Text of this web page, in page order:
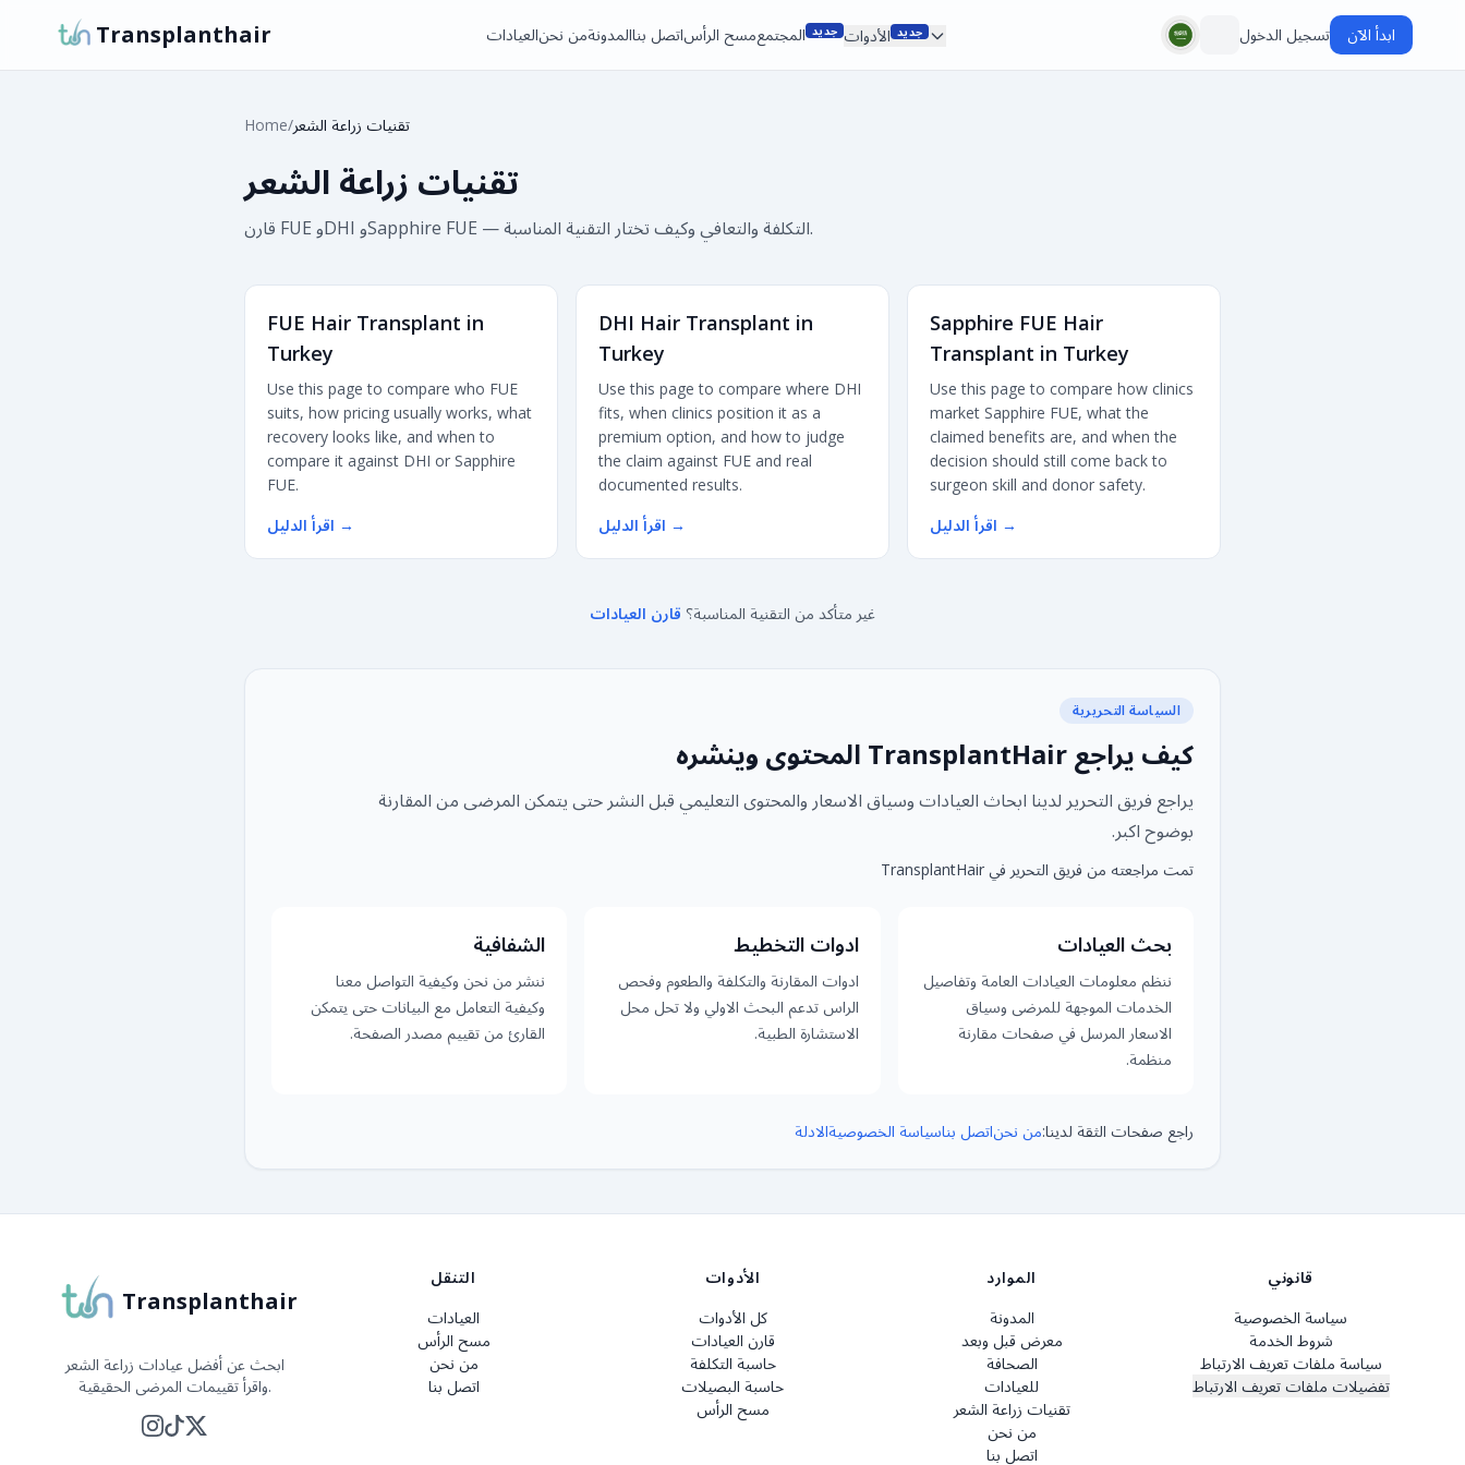
Transplanthair العياداتمن نحنالمدونةاتصل بنامسح الرأسالمجتمع جديد الأدوات جديد تسجيل الدخول ابدأ الآن
Home/تقنيات زراعة الشعر
تقنيات زراعة الشعر
قارن FUE وDHI وSapphire FUE — التكلفة والتعافي وكيف تختار التقنية المناسبة.
FUE Hair Transplant in
Turkey
Use this page to compare who FUE
suits, how pricing usually works, what
recovery looks like, and when to
compare it against DHI or Sapphire
FUE.
اقرأ الدليل →
DHI Hair Transplant in
Turkey
Use this page to compare where DHI
fits, when clinics position it as a
premium option, and how to judge
the claim against FUE and real
documented results.
اقرأ الدليل →
Sapphire FUE Hair
Transplant in Turkey
Use this page to compare how clinics
market Sapphire FUE, what the
claimed benefits are, and when the
decision should still come back to
surgeon skill and donor safety.
اقرأ الدليل →
غير متأكد من التقنية المناسبة؟ قارن العيادات
السياسة التحريرية
كيف يراجع TransplantHair المحتوى وينشره
يراجع فريق التحرير لدينا ابحاث العيادات وسياق الاسعار والمحتوى التعليمي قبل النشر حتى يتمكن المرضى من المقارنة
بوضوح اكبر.
تمت مراجعته من فريق التحرير في TransplantHair
بحث العيادات
ننظم معلومات العيادات العامة وتفاصيل
الخدمات الموجهة للمرضى وسياق
الاسعار المرسل في صفحات مقارنة
منظمة.
ادوات التخطيط
ادوات المقارنة والتكلفة والطعوم وفحص
الراس تدعم البحث الاولي ولا تحل محل
الاستشارة الطبية.
الشفافية
ننشر من نحن وكيفية التواصل معنا
وكيفية التعامل مع البيانات حتى يتمكن
القارئ من تقييم مصدر الصفحة.
راجع صفحات الثقة لدينا:من نحناتصل بناسياسة الخصوصيةالادلة
Transplanthair
ابحث عن أفضل عيادات زراعة الشعر
واقرأ تقييمات المرضى الحقيقية.
التنقل
العيادات
مسح الرأس
من نحن
اتصل بنا
الأدوات
كل الأدوات
قارن العيادات
حاسبة التكلفة
حاسبة البصيلات
مسح الرأس
الموارد
المدونة
معرض قبل وبعد
الصحافة
للعيادات
تقنيات زراعة الشعر
من نحن
اتصل بنا
قانوني
سياسة الخصوصية
شروط الخدمة
سياسة ملفات تعريف الارتباط
تفضيلات ملفات تعريف الارتباط